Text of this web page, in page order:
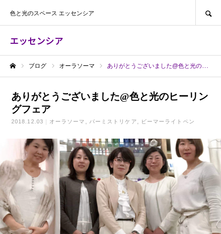
エッセンシア
色と光のスペース エッセンシア
ブログ オーラソーマ ありがとうございました@色と光のヒーリングフェア
ありがとうございました@色と光のヒーリン
グフェア
2018.12.03 オーラソーマ パーミストリケア ビーマーライトペン